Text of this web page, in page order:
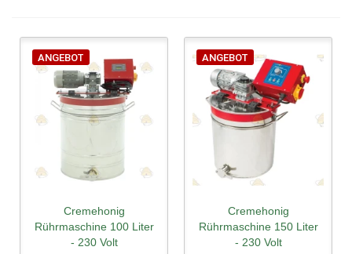
ANGEBOT
Cremehonig
Rührmaschine 100 Liter
- 230 Volt
ANGEBOT
Cremehonig
Rührmaschine 150 Liter
- 230 Volt